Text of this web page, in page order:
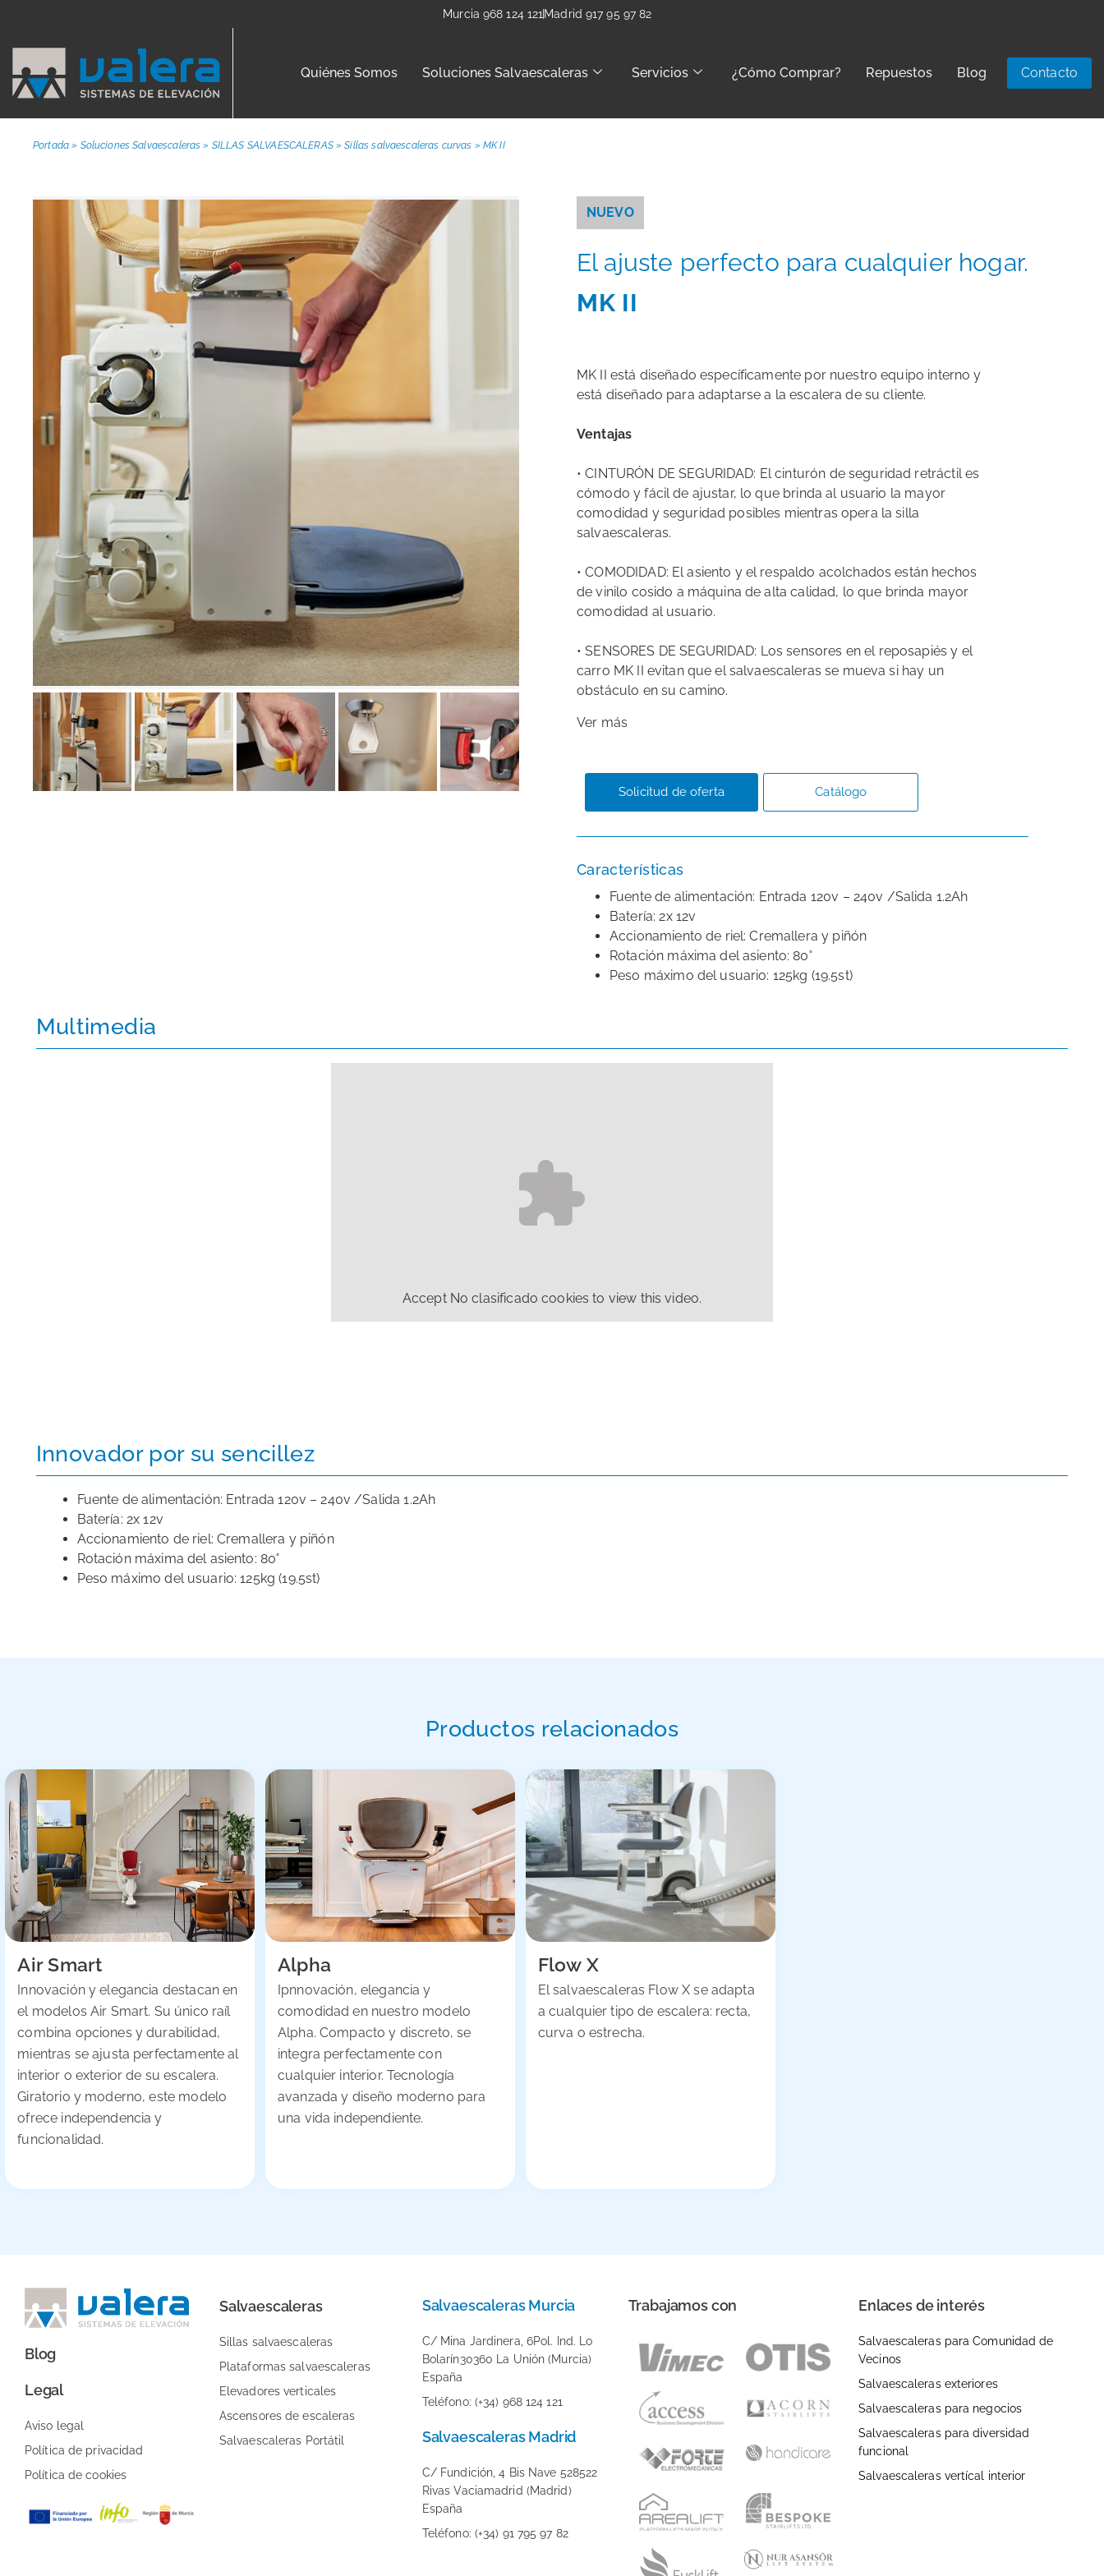
Murcia 968 124 121 Madrid 917 95 97 82
Quiénes Somos Soluciones Salvaescaleras Servicios ¿Cómo Comprar? Repuestos Blog Contacto
Portada » Soluciones Salvaescaleras » SILLAS SALVAESCALERAS»Sillas salvaescaleras curvas » MK II
NUEVO
El ajuste perfecto para cualquier hogar.
MK II
MK II está diseñado específicamente por nuestro equipo interno y
está diseñado para adaptarse a la escalera de su cliente.
Ventajas
• CINTURÓN DE SEGURIDAD: El cinturón de seguridad retráctil es
cómodo y fácil de ajustar, lo que brinda al usuario la mayor
comodidad y seguridad posibles mientras opera la silla
salvaescaleras.
• COMODIDAD: El asiento y el respaldo acolchados están hechos
de vinilo cosido a máquina de alta calidad, lo que brinda mayor
comodidad al usuario.
• SENSORES DE SEGURIDAD: Los sensores en el reposapiés y el
carro MK II evitan que el salvaescaleras se mueva si hay un
obstáculo en su camino.
Ver más
Solicitud de oferta Catálogo
Características
Fuente de alimentación: Entrada 120v – 240v /Salida 1.2Ah
Batería: 2x 12v
Accionamiento de riel: Cremallera y piñón
Rotación máxima del asiento: 80˚
Peso máximo del usuario: 125kg (19.5st)
Multimedia
Accept No clasificado cookies to view this video.
Innovador por su sencillez
Fuente de alimentación: Entrada 120v – 240v /Salida 1.2Ah
Batería: 2x 12v
Accionamiento de riel: Cremallera y piñón
Rotación máxima del asiento: 80˚
Peso máximo del usuario: 125kg (19.5st)
Productos relacionados
Air Smart
Innovación y elegancia destacan en
el modelos Air Smart. Su único raíl
combina opciones y durabilidad,
mientras se ajusta perfectamente al
interior o exterior de su escalera.
Giratorio y moderno, este modelo
ofrece independencia y
funcionalidad.
Alpha
Ipnnovación, elegancia y
comodidad en nuestro modelo
Alpha. Compacto y discreto, se
integra perfectamente con
cualquier interior. Tecnología
avanzada y diseño moderno para
una vida independiente.
Flow X
El salvaescaleras Flow X se adapta
a cualquier tipo de escalera: recta,
curva o estrecha.
Blog
Legal
Aviso legal
Política de privacidad
Política de cookies
Salvaescaleras
Sillas salvaescaleras
Plataformas salvaescaleras
Elevadores verticales
Ascensores de escaleras
Salvaescaleras Portátil
Salvaescaleras Murcia
C/ Mina Jardinera, 6Pol. Ind. Lo
Bolarín30360 La Unión (Murcia)
España
Teléfono: (+34) 968 124 121
Salvaescaleras Madrid
C/ Fundición, 4 Bis Nave 528522
Rivas Vaciamadrid (Madrid)
España
Teléfono: (+34) 91 795 97 82
Trabajamos con Enlaces de interés
Salvaescaleras para Comunidad de
Vecinos
Salvaescaleras exteriores
Salvaescaleras para negocios
Salvaescaleras para diversidad
funcional
Salvaescaleras vertícal interior